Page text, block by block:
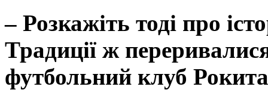
– Розкажіть тоді про
Традиції ж
футбольний клуб